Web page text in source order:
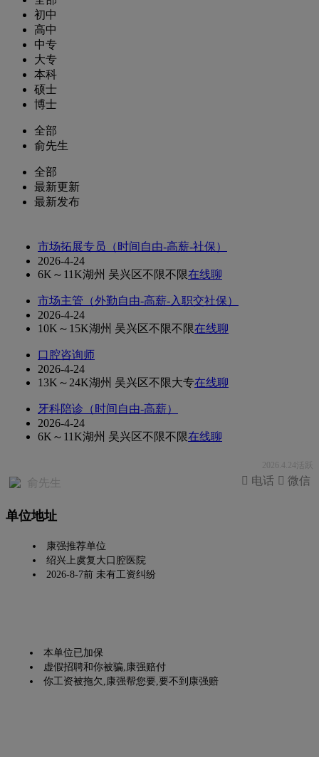
初中
高中
中专
大专
本科
硕士
博士
全部
俞先生
全部
最新更新
最新发布
市场拓展专员（时间自由-高薪-社保）
2026-4-24
6K～11K湖州 吴兴区不限不限在线聊
市场主管（外勤自由-高薪-入职交社保）
2026-4-24
10K～15K湖州 吴兴区不限不限在线聊
口腔咨询师
2026-4-24
13K～24K湖州 吴兴区不限大专在线聊
牙科陪诊（时间自由-高薪）
2026-4-24
6K～11K湖州 吴兴区不限不限在线聊
2026.4.24活跃
俞先生  微信
 电话
单位地址
康强推荐单位
绍兴上虞复大口腔医院
2026-8-7前 未有工资纠纷
本单位已加保
虚假招聘和你被骗,康强赔付
你工资被拖欠,康强帮您要,要不到康强赔